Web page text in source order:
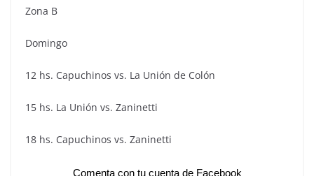
Zona B
Domingo
12 hs. Capuchinos vs. La Unión de Colón
15 hs. La Unión vs. Zaninetti
18 hs. Capuchinos vs. Zaninetti
Comenta con tu cuenta de Facebook